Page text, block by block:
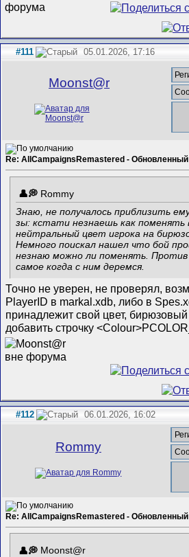
#111 05.01.2026, 17:16
Mооnst@r
Re: AllCampaignsRemastered -
Rommy
Знаю, не получалось приблизить
зы: кстати незнаешь как поменять
нейтральный цвет игрока на
Немного поискал нашел что бой
незнаю можно ли поменять.
самое когда с ним деремся.
Точно не уверен, не проверял,
PlayerID в markal.xdb, либо в
принадлежит свой цвет,
добавить строчку
#112 06.01.2026, 16:02
Rommy
Re: AllCampaignsRemastered -
Mооnst@r